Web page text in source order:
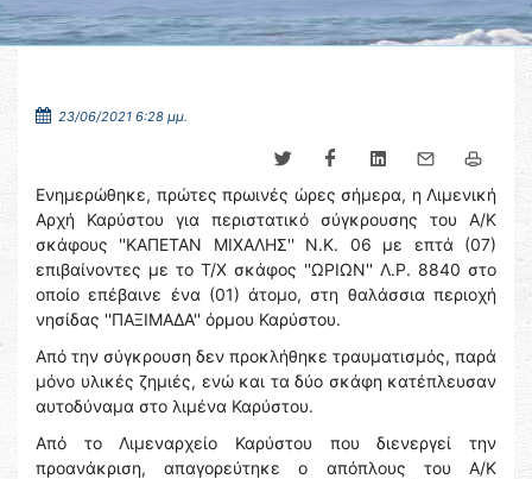
23/06/2021 6:28 μμ.
Ενημερώθηκε, πρώτες πρωινές ώρες σήμερα, η Λιμενική
Αρχή Καρύστου για περιστατικό σύγκρουσης του Α/Κ
σκάφους ''ΚΑΠΕΤΑΝ ΜΙΧΑΛΗΣ'' Ν.Κ. 06 με επτά (07)
επιβαίνοντες με το Τ/Χ σκάφος ''ΩΡΙΩΝ'' Λ.Ρ. 8840 στο
οποίο επέβαινε ένα (01) άτομο, στη θαλάσσια περιοχή
νησίδας ''ΠΑΞΙΜΑΔΑ'' όρμου Καρύστου.
Από την σύγκρουση δεν προκλήθηκε τραυματισμός, παρά
μόνο υλικές ζημιές, ενώ και τα δύο σκάφη κατέπλευσαν
αυτοδύναμα στο λιμένα Καρύστου.
Από το Λιμεναρχείο Καρύστου που διενεργεί την
προανάκριση, απαγορεύτηκε ο απόπλους του Α/Κ